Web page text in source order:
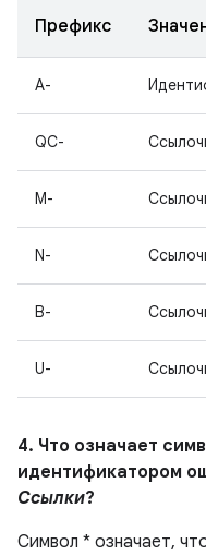
Префикс
A-
QC-
M-
N-
B-
U-
4. Что означает
идентификатором
Ссылки?
Символ * означает,